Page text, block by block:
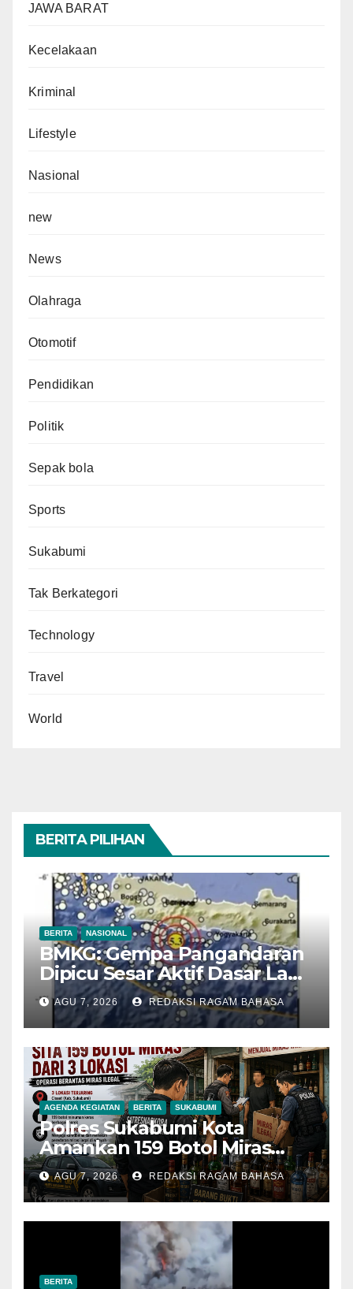
JAWA BARAT
Kecelakaan
Kriminal
Lifestyle
Nasional
new
News
Olahraga
Otomotif
Pendidikan
Politik
Sepak bola
Sports
Sukabumi
Tak Berkategori
Technology
Travel
World
BERITA PILIHAN
BERITA NASIONAL
BMKG: Gempa Pangandaran
Dipicu Sesar Aktif Dasar Laut,
Getarannya Terasa hingga
Sukabumi
AGU 7, 2026 REDAKSI RAGAM BAHASA
AGENDA KEGIATAN BERITA SUKABUMI
Polres Sukabumi Kota
Amankan 159 Botol Miras
Ilegal dari Tiga Lokasi dalam
Operasi Penyakit Masyarakat
AGU 7, 2026 REDAKSI RAGAM BAHASA
BERITA